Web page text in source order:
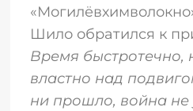
Шило обратился к
Время быстротечно,
властно над
ни прошло, война не